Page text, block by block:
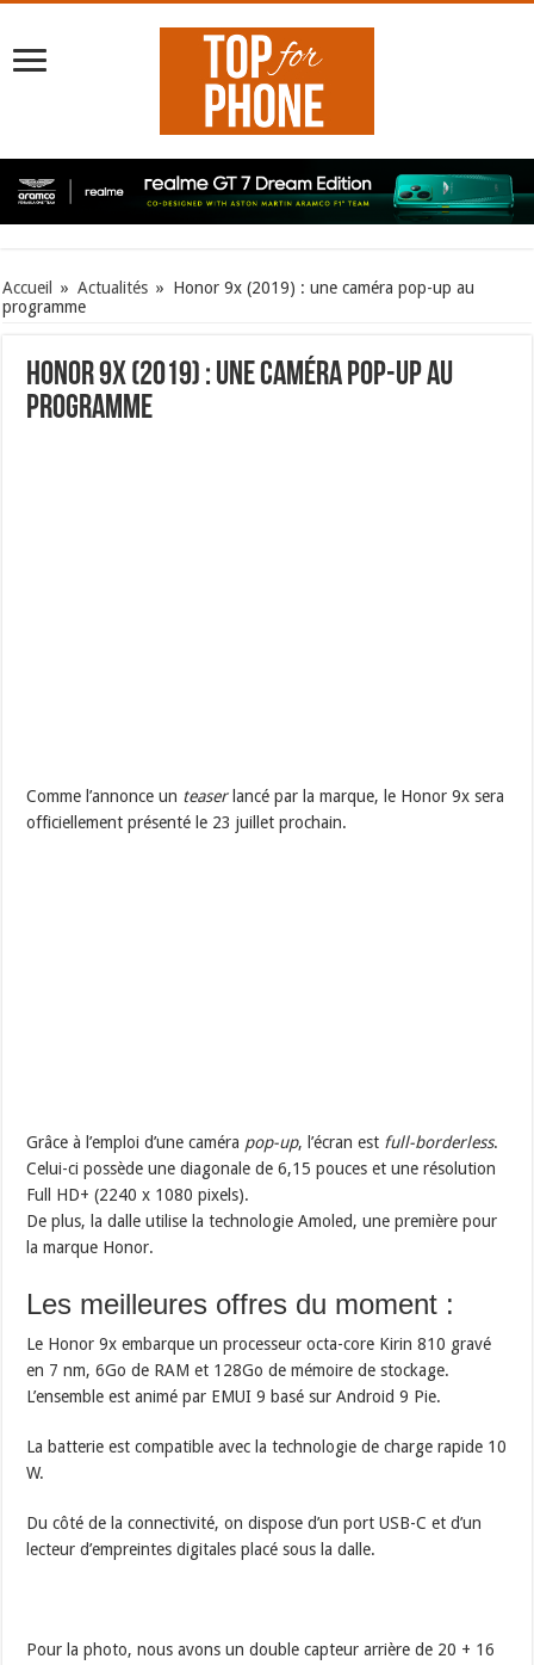
Accueil » Actualités » Honor 9x (2019) : une caméra pop-up au
programme
Honor 9x (2019) : une caméra pop-up au
programme
Comme l’annonce un teaserlancé par la marque, le Honor 9x sera
officiellement présenté le 23 juillet prochain.
Grâce à l’emploi d’une caméra pop-up, l’écran est full-borderless.
Celui-ci possède une diagonale de 6,15 pouces et une résolution
Full HD+ (2240 x 1080 pixels).
De plus, la dalle utilise la technologie Amoled, une première pour
la marque Honor.
Les meilleures offres du moment :
Le Honor 9x embarque un processeur octa-core Kirin 810 gravé
en 7 nm, 6Go de RAM et 128Go de mémoire de stockage.
L’ensemble est animé par EMUI 9 basé sur Android 9 Pie.
La batterie est compatible avec la technologie de charge rapide 10
W.
Du côté de la connectivité, on dispose d’un port USB-C et d’un
lecteur d’empreintes digitales placé sous la dalle.
Pour la photo, nous avons un double capteur arrière de 20 + 16